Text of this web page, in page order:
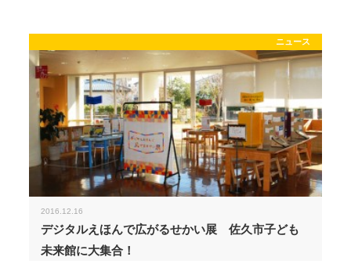
ニュース
2016.12.16
デジタルえほんで広がるせかい展 佐久市子ども
未来館に大集合！